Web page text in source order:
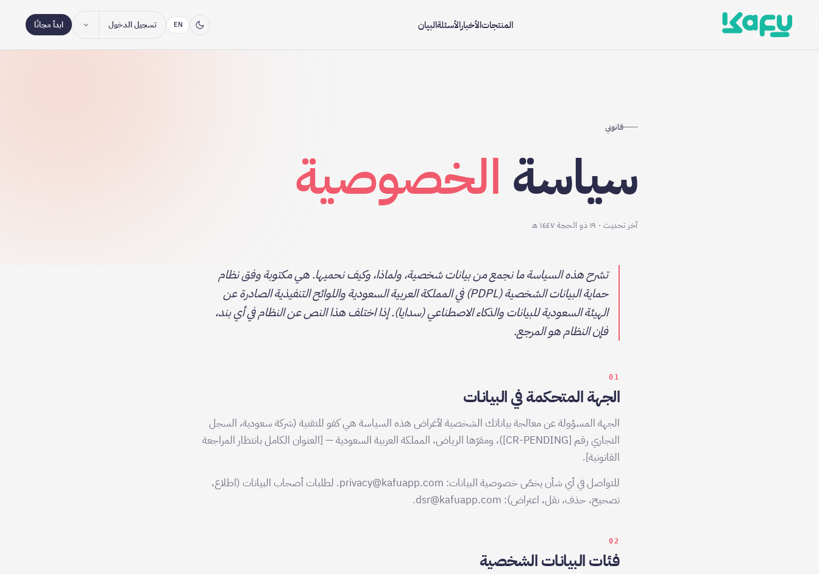
المنتجاتالأخبارالأسئلةالبيان EN تسجيل الدخول ابدأ مجانًا
قانوني
سياسة الخصوصية
آخر تحديث· ١٩ ذو الحجة ١٤٤٧ هـ
تشرح هذه السياسة ما نجمع من بيانات شخصية، ولماذا، وكيف نحميها. هي مكتوبة وفق نظام
حماية البيانات الشخصية (PDPL) في المملكة العربية السعودية واللوائح التنفيذية الصادرة عن
الهيئة السعودية للبيانات والذكاء الاصطناعي (سدايا). إذا اختلف هذا النص عن النظام في أي بند،
فإن النظام هو المرجع.
01
الجهة المتحكمة في البيانات
الجهة المسؤولة عن معالجة بياناتك الشخصية لأغراض هذه السياسة هي كفو للتقنية (شركة سعودية، السجل
التجاري رقم [CR-PENDING])، ومقرّها الرياض، المملكة العربية السعودية — [العنوان الكامل بانتظار المراجعة
القانونية].
للتواصل في أي شأن يخصّ خصوصية البيانات: privacy@kafuapp.com. لطلبات أصحاب البيانات (اطلاع،
تصحيح، حذف، نقل، اعتراض): dsr@kafuapp.com.
02
فئات البيانات الشخصية